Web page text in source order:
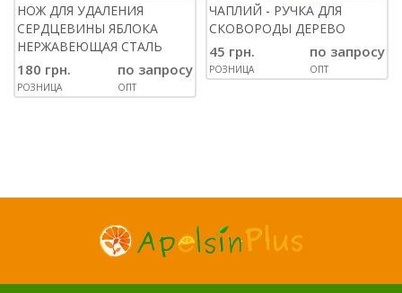
НОЖ ДЛЯ УДАЛЕНИЯ
СЕРДЦЕВИНЫ ЯБЛОКА
НЕРЖАВЕЮЩАЯ СТАЛЬ
180 грн.
РОЗНИЦА
по запросу
ОПТ
ЧАПЛИЙ - РУЧКА ДЛЯ
СКОВОРОДЫ ДЕРЕВО
45 грн.
РОЗНИЦА
по запросу
ОПТ